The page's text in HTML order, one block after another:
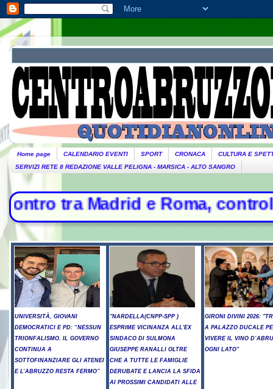
Home page CALENDARIO EVENTI SPORT CRONACA
CULTURA E
SERVIZI RETE 8 REDAZIONE VALLE PELIGNA - MARSICA - ALTO SANGRO
Madrid e Roma, controlli
UNIVERSITÀ, GIOVANI
DEMOCRATICI E PD: “NESSUN
TRIONFALISMO. IL GOVERNO
CONTINUA A
SOTTOFINANZIARE GLI ATENEI
E L’ABRUZZO RESTA FERMO”
"NARDELLA(CNPP-SPP )
ESPRIME VICINANZA ALL'EX
SINDACO DI SULMONA
GIUSEPPE RANALLI OLTRE
CHE A TUTTE LE FAMIGLIE
DERUBATE E LANCIA LA SFIDA
AI PROSSIMI CANDIDATI ALLE
GIRONI DIVINI 2026:
A PALAZZO DUCALE
VIVERE IL VINO
OGNI LATO"